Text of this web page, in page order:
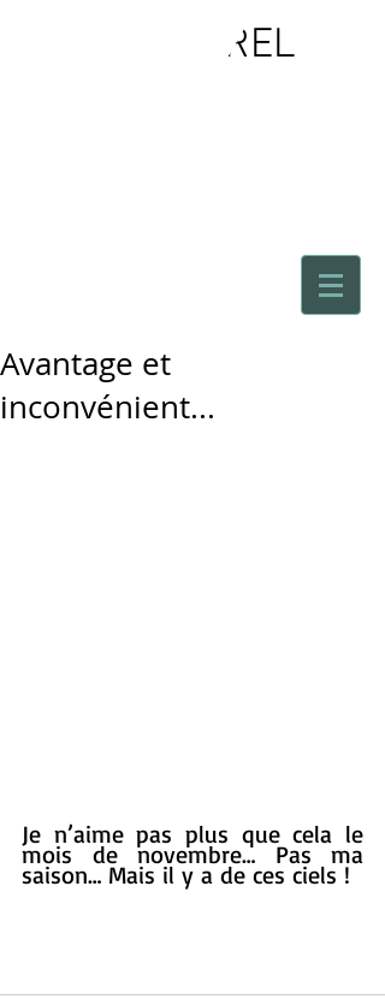
HUREL
Avantage et
inconvénient...
Je n’aime pas plus que cela le
mois de novembre… Pas ma
saison… Mais il y a de ces ciels !